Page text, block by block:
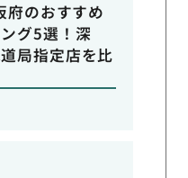
府のおすすめ
グ5選！深
局指定店を比